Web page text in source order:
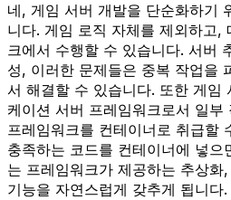
네, 게임 서버 개발을 단순화하기
니다. 게임 로직 자체를 제외하고,
크에서 수행할 수 있습니다. 서버
성, 이러한 문제들은 중복 작업을
서 해결할 수 있습니다. 또한 게임
케이션 서버 프레임워크로서 일
프레임워크를 컨테이너로 취급할
충족하는 코드를 컨테이너에 넣으
는 프레임워크가 제공하는 추상화
기능을 자연스럽게 갖추게 됩니다.